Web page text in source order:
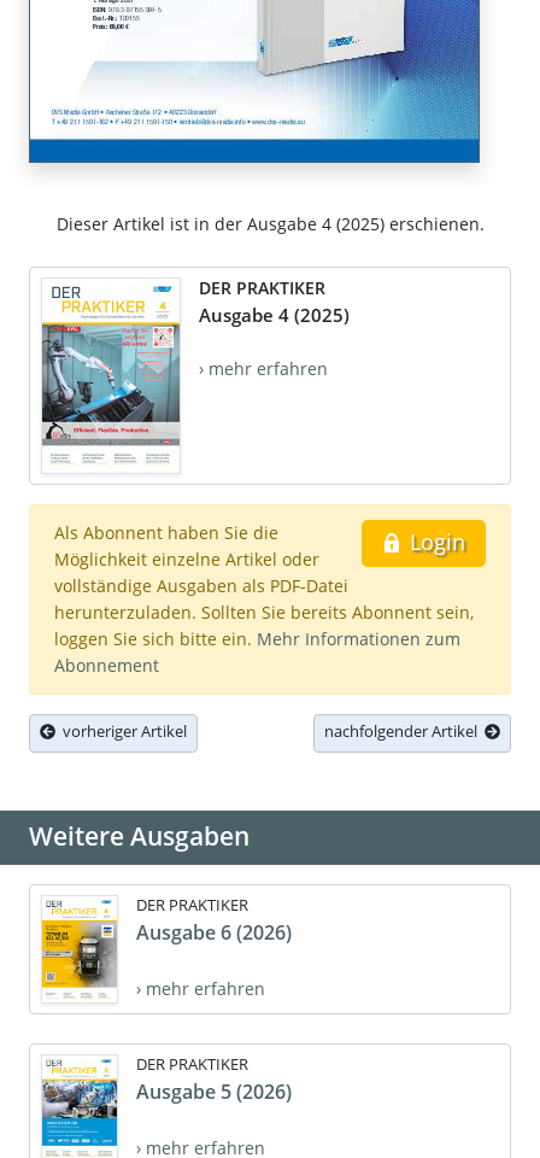
Dieser Artikel ist in der Ausgabe 4 (2025) erschienen.
DER PRAKTIKER
Ausgabe 4 (2025)
› mehr erfahren
Login
Als Abonnent haben Sie die
Möglichkeit einzelne Artikel oder
vollständige Ausgaben als PDF-Datei
herunterzuladen. Sollten Sie bereits Abonnent sein,
loggen Sie sich bitte ein. Mehr Informationen zum
Abonnement
vorheriger Artikel nachfolgender Artikel
Weitere Ausgaben
DER PRAKTIKER
Ausgabe 6 (2026)
› mehr erfahren
DER PRAKTIKER
Ausgabe 5 (2026)
› mehr erfahren